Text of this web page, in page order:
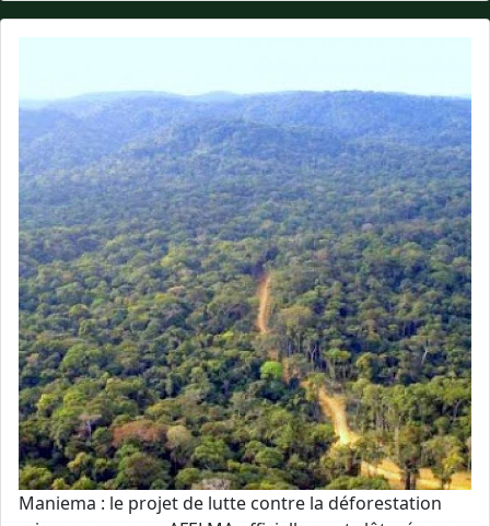
Maniema : le projet de lutte contre la déforestation